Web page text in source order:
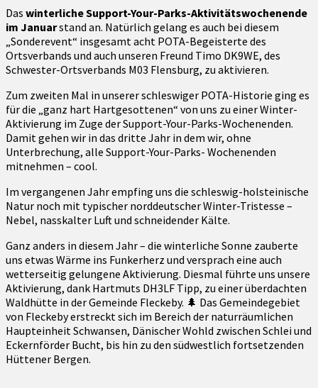
Das winterliche Support-Your-Parks-Aktivitätswochenende
im Januarstand an. Natürlich gelang es auch bei diesem
„Sonderevent“ insgesamt acht POTA-Begeisterte des
Ortsverbands und auch unseren Freund Timo DK9WE, des
Schwester-Ortsverbands M03 Flensburg, zu aktivieren.
Zum zweiten Mal in unserer schleswiger POTA-Historie ging es
für die „ganz hart Hartgesottenen“ von uns zu einer Winter-
Aktivierung im Zuge der Support-Your-Parks-Wochenenden.
Damit gehen wir in das dritte Jahr in dem wir, ohne
Unterbrechung, alle Support-Your-Parks- Wochenenden
mitnehmen – cool.
Im vergangenen Jahr empfing uns die schleswig-holsteinische
Natur noch mit typischer norddeutscher Winter-Tristesse –
Nebel, nasskalter Luft und schneidender Kälte.
Ganz anders in diesem Jahr – die winterliche Sonne zauberte
uns etwas Wärme ins Funkerherz und versprach eine auch
wetterseitig gelungene Aktivierung. Diesmal führte uns unsere
Aktivierung, dank Hartmuts DH3LF Tipp, zu einer überdachten
Waldhütte in der Gemeinde Fleckeby. 🌲 Das Gemeindegebiet
von Fleckeby erstreckt sich im Bereich der naturräumlichen
Haupteinheit Schwansen, Dänischer Wohld zwischen Schlei und
Eckernförder Bucht, bis hin zu den südwestlich fortsetzenden
Hüttener Bergen.